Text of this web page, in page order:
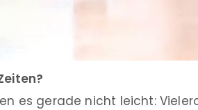
es gerade nicht leicht: